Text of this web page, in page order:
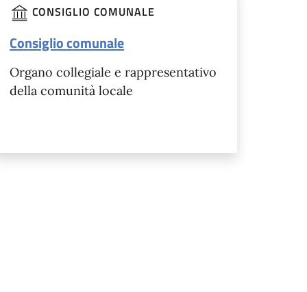
CONSIGLIO COMUNALE
Consiglio comunale
Organo collegiale e rappresentativo
della comunità locale